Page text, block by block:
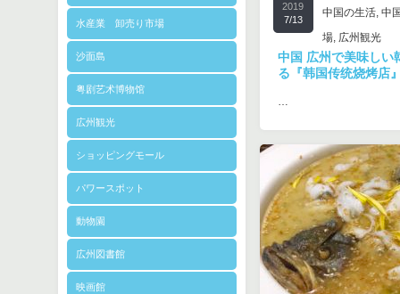
水産業 卸売り市場
沙面島
粤剧艺术博物馆
広州観光
ショッピングモール
パワースポット
動物園
広州図書館
映画館
2019
7/13
中国の生活, 中
場, 広州観光
中国 広州で美味しい
る『韩国传统烧烤店
…